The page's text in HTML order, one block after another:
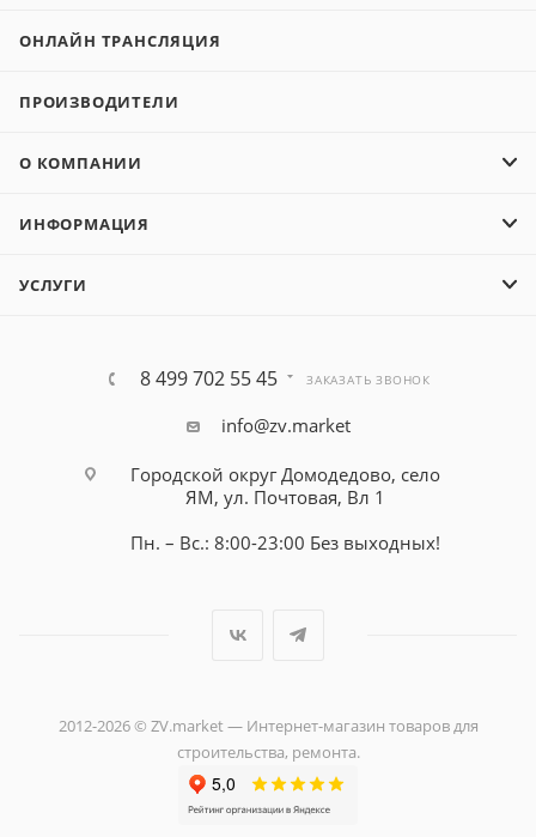
ОНЛАЙН ТРАНСЛЯЦИЯ
ПРОИЗВОДИТЕЛИ
О КОМПАНИИ
ИНФОРМАЦИЯ
УСЛУГИ
8 499 702 55 45 ЗАКАЗАТЬ ЗВОНОК
info@zv.market
Городской округ Домодедово, село
ЯМ, ул. Почтовая, Вл 1
Пн. – Вс.: 8:00-23:00 Без выходных!
2012-2026 © ZV.market — Интернет-магазин товаров для
строительства, ремонта.